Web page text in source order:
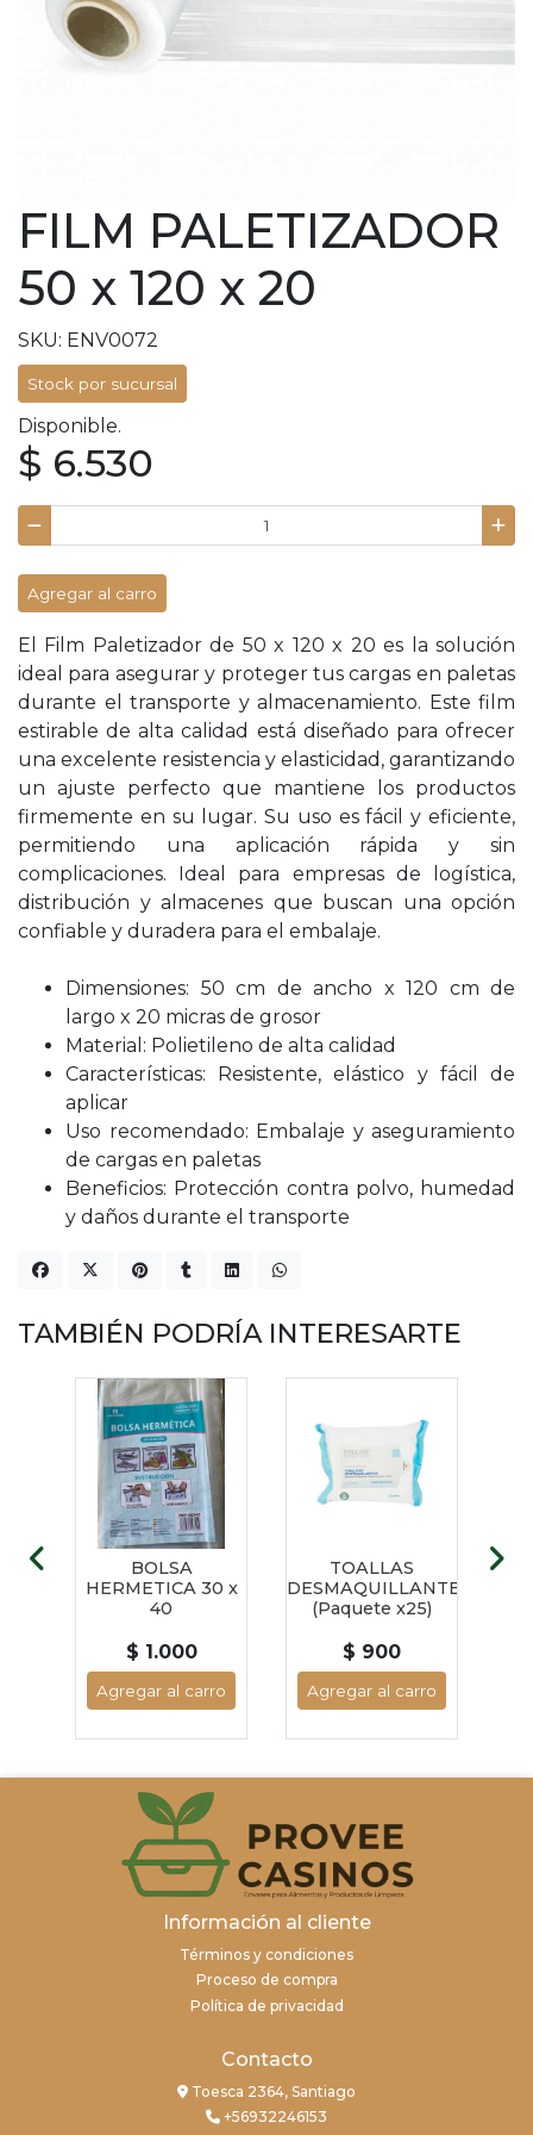
FILM PALETIZADOR
50 x 120 x 20
SKU: ENV0072
Stock por sucursal
Disponible.
$ 6.530
Agregar al carro
El Film Paletizador de 50 x 120 x 20 es la solución
ideal para asegurar y proteger tus cargas en paletas
durante el transporte y almacenamiento. Este film
estirable de alta calidad está diseñado para ofrecer
una excelente resistencia y elasticidad, garantizando
un ajuste perfecto que mantiene los productos
firmemente en su lugar. Su uso es fácil y eficiente,
permitiendo una aplicación rápida y sin
complicaciones. Ideal para empresas de logística,
distribución y almacenes que buscan una opción
confiable y duradera para el embalaje.
Dimensiones: 50 cm de ancho x 120 cm de
largo x 20 micras de grosor
Material: Polietileno de alta calidad
Características: Resistente, elástico y fácil de
aplicar
Uso recomendado: Embalaje y aseguramiento
de cargas en paletas
Beneficios: Protección contra polvo, humedad
y daños durante el transporte
TAMBIÉN PODRÍA INTERESARTE
BOLSA
HERMETICA 30 x
40
$ 1.000
Agregar al carro
TOALLAS
DESMAQUILLANTES
(Paquete x25)
$ 900
Agregar al carro
Información al cliente
Términos y condiciones
Proceso de compra
Política de privacidad
Contacto
Toesca 2364, Santiago
+56932246153